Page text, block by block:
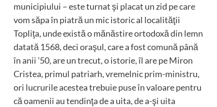
municipiului – este turnat şi placat un zid pe care
vom săpa în piatră un mic istoric al localităţii
Topliţa, unde există o mănăstire ortodoxă din lemn
datată 1568, deci oraşul, care a fost comună până
în anii ’50, are un trecut, o istorie, îl are pe Miron
Cristea, primul patriarh, vremelnic prim-ministru,
ori lucrurile acestea trebuie puse în valoare pentru
că oamenii au tendinţa de a uita, de a-şi uita